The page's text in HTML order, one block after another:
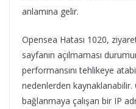
anlamına gelir.
Opensea Hatası 1020,
sayfanın açılmaması
performansını tehlikeye
nedenlerden
bağlanmaya çalışan bir IP